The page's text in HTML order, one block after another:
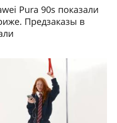
Pura 90s показали
Предзаказы в